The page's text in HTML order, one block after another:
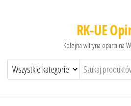
RK-UE
Kolejna witryna oparta na